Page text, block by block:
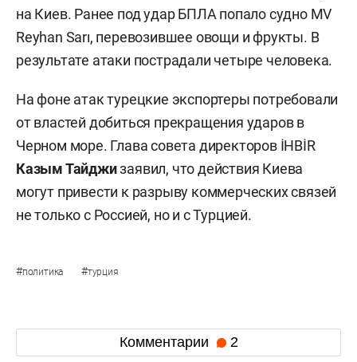
на Киев. Ранее под удар БПЛА попало судно MV
Reyhan Sarı, перевозившее овощи и фрукты. В
результате атаки пострадали четыре человека.
На фоне атак турецкие экспортеры потребовали
от властей добиться прекращения ударов в
Черном море. Глава совета директоров İHBİR
Казым Тайджизаявил, что действия Киева
могут привести к разрыву коммерческих связей
не только с Россией, но и с Турцией.
#политика #турция
Комментарии 2